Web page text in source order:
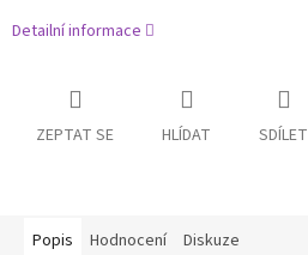
Detailní informace
ZEPTAT SE HLÍDAT SDÍLET
Popis Hodnocení Diskuze